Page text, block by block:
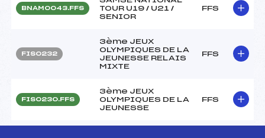
BNAM0043.FFS
TOUR U19 / U21 /
SENIOR
FFS
FIS0232
3ème JEUX
OLYMPIQUES DE LA
JEUNESSE RELAIS
MIXTE
FFS
FIS0230.FFS
3ème JEUX
OLYMPIQUES DE LA
JEUNESSE
FFS